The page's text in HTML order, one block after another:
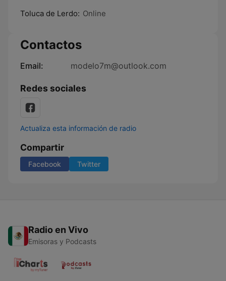
Toluca de Lerdo: Online
Contactos
Email: modelo7m@outlook.com
Redes sociales
Actualiza esta información de radio
Compartir
Facebook Twitter
Radio en Vivo
Emisoras y Podcasts